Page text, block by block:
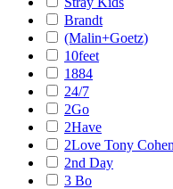
Brandt
(Malin+Goetz)
10feet
1884
24/7
2Go
2Have
2Love Tony Cohen
2nd Day
3 Bo